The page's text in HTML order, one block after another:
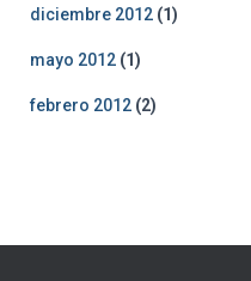
diciembre 2012 (1)
mayo 2012 (1)
febrero 2012 (2)